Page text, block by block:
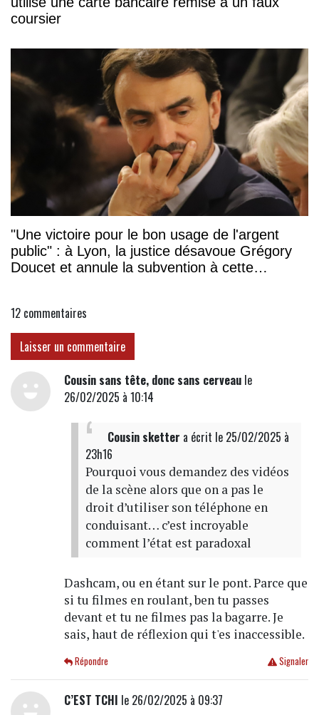
coursier
"Une victoire pour le bon usage de l'argent
public" : à Lyon, la justice désavoue Grégory
Doucet et annule la subvention à cette
12 commentaires
Laisser un commentaire
Cousin sans tête, donc sans cerveaule
26/02/2025 à 10:14
Cousin sketter a écrit le 25/02/2025 à
23h16
Pourquoi vous demandez des vidéos
de la scène alors que on a pas le
droit d’utiliser son téléphone en
conduisant… c’est incroyable
comment l’état est paradoxal
Dashcam, ou en étant sur le pont. Parce que
si tu filmes en roulant, ben tu passes
devant et tu ne filmes pas la bagarre. Je
sais, haut de réflexion qui t'es inaccessible.
Signaler
Répondre
C’EST TCHI le 26/02/2025 à 09:37